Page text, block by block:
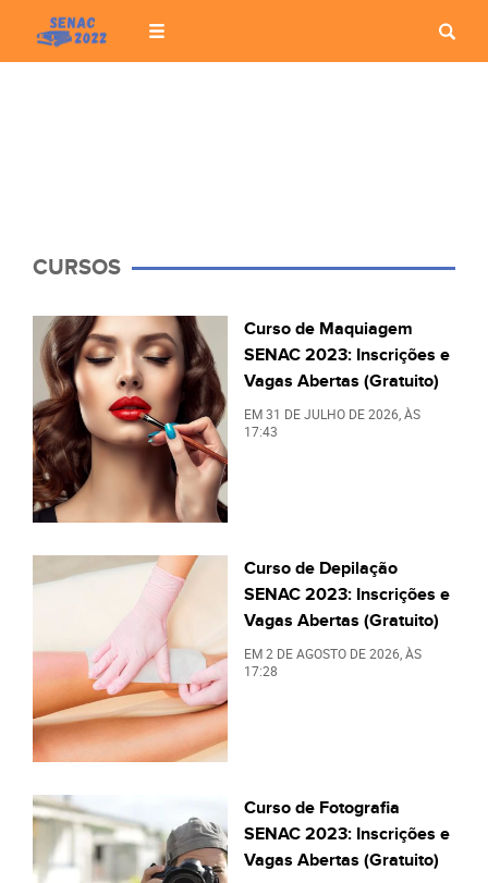
CURSOS
Curso de Maquiagem
SENAC 2023: Inscrições e
Vagas Abertas (Gratuito)
EM31 DE JULHO DE 2026 , ÀS
17:43
Curso de Depilação
SENAC 2023: Inscrições e
Vagas Abertas (Gratuito)
EM2 DE AGOSTO DE 2026 , ÀS
17:28
Curso de Fotografia
SENAC 2023: Inscrições e
Vagas Abertas (Gratuito)